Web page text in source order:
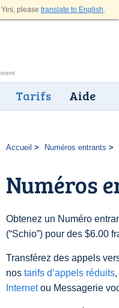
Yes, please translate to English.
Tarifs Aide
Accueil Numéros entrants
Numéros
Obtenez un Numéro
(“Schio”) pour des $6.00
Transférez des appels
nos tarifs d’appels réduits
Internetou Messagerie